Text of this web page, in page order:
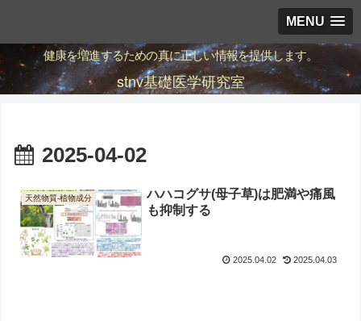
MENU
健康を増進するための真に正しい情報を提供します。
stnv基礎医学研究室
2025-04-02
天然物質-植物成分
ハハコグサ(母子草)は肥満や痛風
も抑制する
2025.04.02 2025.04.03